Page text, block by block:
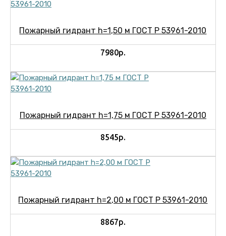
Пожарный гидрант h=1,50 м ГОСТ Р 53961-2010
7980р.
Пожарный гидрант h=1,75 м ГОСТ Р 53961-2010
8545р.
Пожарный гидрант h=2,00 м ГОСТ Р 53961-2010
8867р.